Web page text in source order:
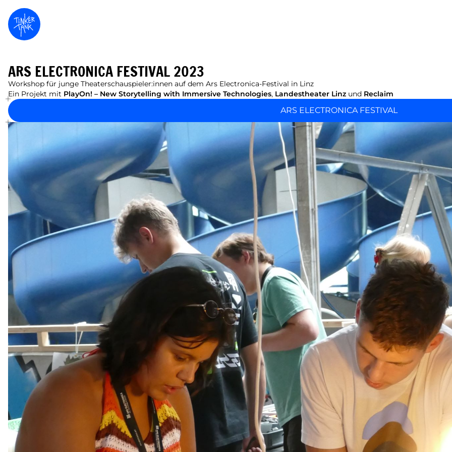
ARS ELECTRONICA FESTIVAL 2023
Workshop für junge Theaterschauspieler:innen auf dem Ars Electronica-Festival in Linz
Ein Projekt mit PlayOn! – New Storytelling with Immersive Technologies, Landestheater Linz und Reclaim
ARS ELECTRONICA FESTIVAL